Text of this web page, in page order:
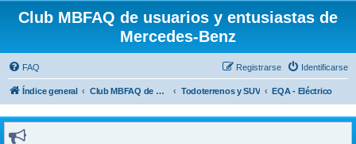
Club MBFAQ de usuarios y entusiastas de
Mercedes-Benz
FAQ Identificarse
Registrarse
Índice general Club MBFAQ de usuarios y entusiastas de Mercedes Benz Todoterrenos y SUV EQA - Eléctrico